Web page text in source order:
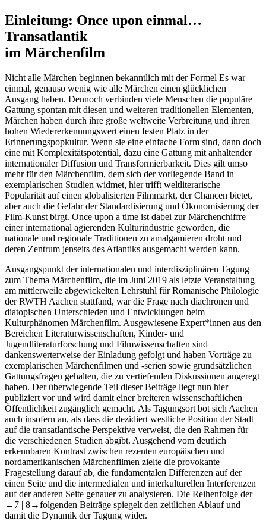
Einleitung: Once upon einmal…
Transatlantik
im Märchenfilm
Nicht alle Märchen beginnen bekanntlich mit der Formel Es war
einmal, genauso wenig wie alle Märchen einen glücklichen
Ausgang haben. Dennoch verbinden viele Menschen die populäre
Gattung spontan mit diesen und weiteren traditionellen Elementen,
Märchen haben durch ihre große weltweite Verbreitung und ihren
hohen Wiedererkennungswert einen festen Platz in der
Erinnerungspopkultur. Wenn sie eine einfache Form sind, dann doch
eine mit Komplexitätspotential, dazu eine Gattung mit anhaltender
internationaler Diffusion und Transformierbarkeit. Dies gilt umso
mehr für den Märchenfilm, dem sich der vorliegende Band in
exemplarischen Studien widmet, hier trifft weltliterarische
Popularität auf einen globalisierten Filmmarkt, der Chancen bietet,
aber auch die Gefahr der Standardisierung und Ökonomisierung der
Film-Kunst birgt. Once upon a time ist dabei zur Märchenchiffre
einer international agierenden Kulturindustrie geworden, die
nationale und regionale Traditionen zu amalgamieren droht und
deren Zentrum jenseits des Atlantiks ausgemacht werden kann.
Ausgangspunkt der internationalen und interdisziplinären Tagung
zum Thema Märchenfilm, die im Juni 2019 als letzte Veranstaltung
am mittlerweile abgewickelten Lehrstuhl für Romanische Philologie
der RWTH Aachen stattfand, war die Frage nach diachronen und
diatopischen Unterschieden und Entwicklungen beim
Kulturphänomen Märchenfilm. Ausgewiesene Expert*innen aus den
Bereichen Literaturwissenschaften, Kinder- und
Jugendliteraturforschung und Filmwissenschaften sind
dankenswerterweise der Einladung gefolgt und haben Vorträge zu
exemplarischen Märchenfilmen und -serien sowie grundsätzlichen
Gattungsfragen gehalten, die zu vertiefenden Diskussionen angeregt
haben. Der überwiegende Teil dieser Beiträge liegt nun hier
publiziert vor und wird damit einer breiteren wissenschaftlichen
Öffentlichkeit zugänglich gemacht. Als Tagungsort bot sich Aachen
auch insofern an, als dass die dezidiert westliche Position der Stadt
auf die transatlantische Perspektive verweist, die den Rahmen für
die verschiedenen Studien abgibt. Ausgehend vom deutlich
erkennbaren Kontrast zwischen rezenten europäischen und
nordamerikanischen Märchenfilmen zielte die provokante
Fragestellung darauf ab, die fundamentalen Differenzen auf der
einen Seite und die intermedialen und interkulturellen Interferenzen
auf der anderen Seite genauer zu analysieren. Die Reihenfolge der
←7 | 8→folgenden Beiträge spiegelt den zeitlichen Ablauf und
damit die Dynamik der Tagung wider.